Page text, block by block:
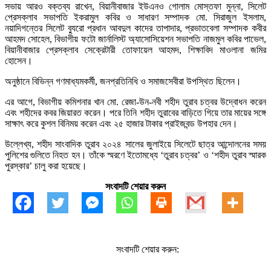
সভায় আরও বক্তব্য রাখেন, বিয়ানীবাজার ইউএনও গোলাম মোস্তফা মুন্না, সিলেট
প্রেসক্লাব সভাপতি ইকরামুল কবির ও সাধারণ সম্পাদক মো. সিরাজুল ইসলাম,
নয়াদিগন্তের সিলেট ব্যুরো প্রধান আবদুল কাদের তাপাদার, প্রভাতবেলা সম্পাদক কবীর
আহমদ সোহেল, বিভাগীয় ফটো জার্নালিস্ট অ্যাসোসিয়েশন সভাপতি নাজমুল কবির পাভেল,
বিয়ানীবাজার প্রেসক্লাব সেক্রেটারী তোফায়েল আহমদ, শিক্ষাবিদ মাওলানা জমির
হোসেন।
অনুষ্ঠানে বিভিন্ন গণমাধ্যমকর্মী, জনপ্রতিনিধি ও সমাজসেবীরা উপস্থিত ছিলেন।
এর আগে, বিভাগীয় কমিশনার খান মো. রেজা-উন-নবী শহীদ তুরাব চত্বর উদ্বোধন করেন
এবং শহীদের কবর জিয়ারত করেন। পরে তিনি শহীদ তুরাবের বাড়িতে গিয়ে তার মায়ের সঙ্গে
সাক্ষাৎ করে কুশল বিনিময় করেন এবং ২৫ হাজার টাকার প্রাইজবন্ড উপহার দেন।
উল্লেখ্য, শহীদ সাংবাদিক তুরাব ২০২৪ সালের জুলাইয়ে সিলেটে ছাত্র আন্দোলনের সময়
পুলিশের গুলিতে নিহত হন। তাঁকে স্মরণে ইতোমধ্যে ‘তুরাব চত্বর’ ও ‘শহীদ তুরাব স্মারক
পুরস্কার’ চালু করা হয়েছে।
সংবাদটি শেয়ার করুন
সংবাদটি শেয়ার করুন: